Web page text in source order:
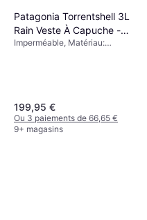
Patagonia Torrentshell 3L
Rain Veste À Capuche -
Noble Grey
Imperméable, Matériau:
199,95 €
Ou 3 paiements de 66,65 €
9+ magasins